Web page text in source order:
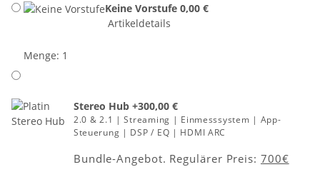
Keine Vorstufe 0,00 €
Artikeldetails
Menge: 1
Stereo Hub +300,00 €
2.0 & 2.1 | Streaming | Einmesssystem | App-
Steuerung | DSP / EQ | HDMI ARC
Bundle-Angebot. Regulärer Preis: 700€